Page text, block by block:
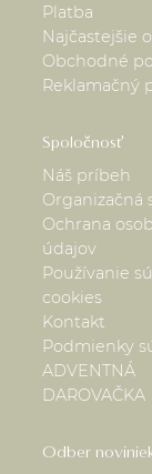
Platba
Najčastejšie
Obchodné
Reklamačný
Spoločnosť
Náš príbeh
Organizačná
Ochrana
údajov
Používanie
cookies
Kontakt
Podmienky
ADVENTNÁ
DAROVAČKA
Odber